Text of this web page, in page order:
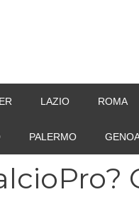
LAZIO ROMA
PALERMO